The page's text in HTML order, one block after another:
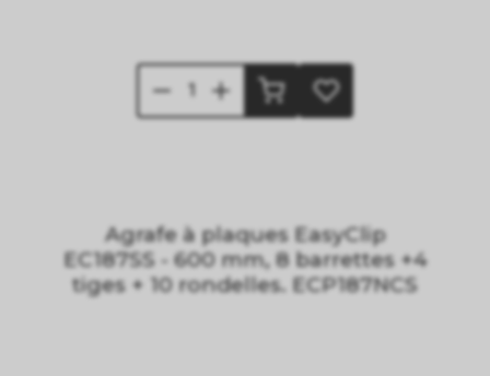
Agrafe à plaques EasyClip
EC187SS - 600 mm, 8 barrettes +4
tiges + 10 rondelles. ECP187NCS